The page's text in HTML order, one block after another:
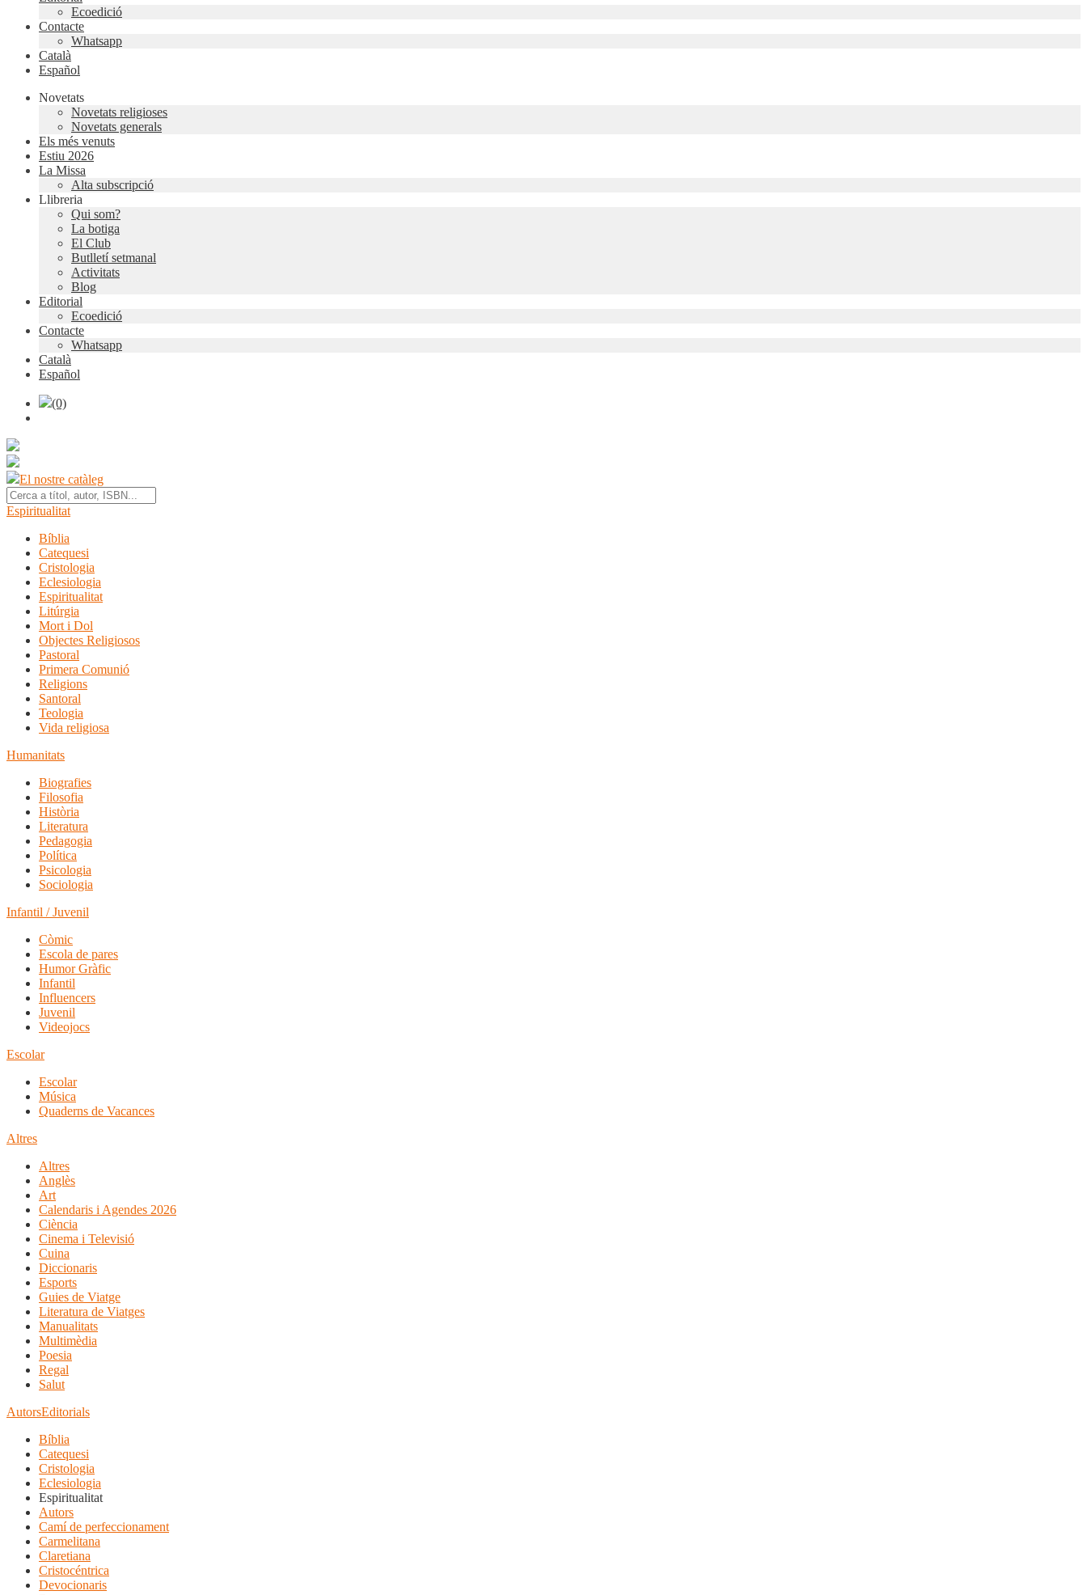
Ecoedició
Contacte
Whatsapp
Català
Español
Novetats
Novetats religioses
Novetats generals
Els més venuts
Estiu 2026
La Missa
Alta subscripció
Llibreria
Qui som?
La botiga
El Club
Butlletí setmanal
Activitats
Blog
Editorial
Ecoedició
Contacte
Whatsapp
Català
Español
(0)
El nostre catàleg
Espiritualitat
Bíblia
Catequesi
Cristologia
Eclesiologia
Espiritualitat
Litúrgia
Mort i Dol
Objectes Religiosos
Pastoral
Primera Comunió
Religions
Santoral
Teologia
Vida religiosa
Humanitats
Biografies
Filosofia
Història
Literatura
Pedagogia
Política
Psicologia
Sociologia
Infantil / Juvenil
Còmic
Escola de pares
Humor Gràfic
Infantil
Influencers
Juvenil
Videojocs
Escolar
Escolar
Música
Quaderns de Vacances
Altres
Altres
Anglès
Art
Calendaris i Agendes 2026
Ciència
Cinema i Televisió
Cuina
Diccionaris
Esports
Guies de Viatge
Literatura de Viatges
Manualitats
Multimèdia
Poesia
Regal
Salut
AutorsEditorials
Bíblia
Catequesi
Cristologia
Eclesiologia
Espiritualitat
Autors
Camí de perfeccionament
Carmelitana
Claretiana
Cristocéntrica
Devocionaris